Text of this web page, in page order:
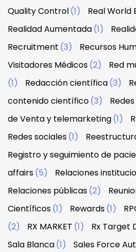
Quality Control(1) Real World
Realidad Aumentada(1)
Recruitment (3) Recursos
Visitadores Médicos(2)
Red
(1)
Redacción científica(3)
contenido científico(3)
de Venta y telemarketing(1)
Redes sociales(1)
Registro y seguimiento de
affairs(5) Relaciones
Relaciones públicas(2)
Científicos(1) Rewards(1)
(2)
RX MARKET (1) Rx Target
Sala Blanca(1) Sales Force